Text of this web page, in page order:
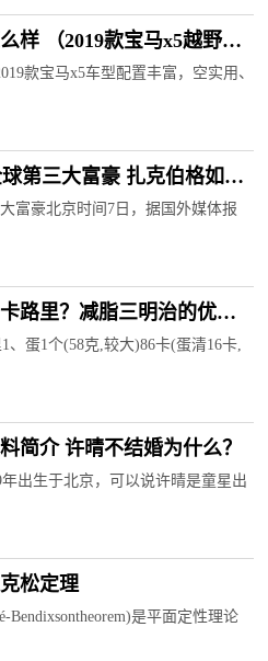
样 （2019款宝马x5越野选
款宝马x5车型配置丰富，空实用、
第三大富豪 扎克伯格如此
富豪北京时间7日，据国外媒体报
路里？减脂三明治的优点
蛋1个(58克,较大)86卡(蛋清16卡,
简介 ​许晴不结婚为什么？
出生于北京，可以说许晴是童星出
松定理
Bendixsontheorem)是平面定性理论